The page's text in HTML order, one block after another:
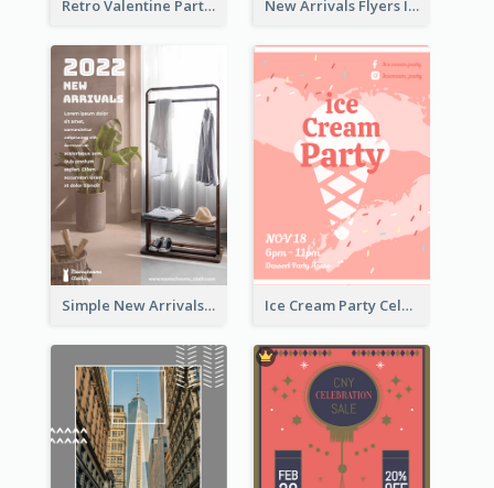
Retro Valentine Party Pink Flyers Design Templates New Arrivals Flyers In In Brown Colour Tone
Simple New Arrivals Flyer For The Coming Year Ice Cream Party Celebration Flyer